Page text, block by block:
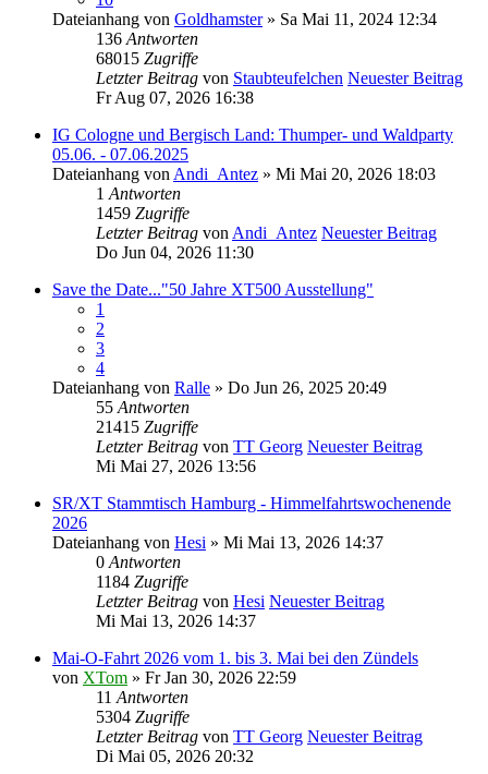
Dateianhang von Goldhamster» Sa Mai 11, 2024 12:34
136 Antworten
68015 Zugriffe
Letzter Beitrag von Staubteufelchen Neuester Beitrag
Fr Aug 07, 2026 16:38
IG Cologne und Bergisch Land: Thumper- und Waldparty
05.06. - 07.06.2025
Dateianhang von Andi_Antez » Mi Mai 20, 2026 18:03
1 Antworten
1459 Zugriffe
Letzter Beitrag von Andi_Antez Neuester Beitrag
Do Jun 04, 2026 11:30
Save the Date..."50 Jahre XT500 Ausstellung"
1
2
3
4
Dateianhang von Ralle » Do Jun 26, 2025 20:49
55 Antworten
21415 Zugriffe
Letzter Beitrag von TT Georg Neuester Beitrag
Mi Mai 27, 2026 13:56
SR/XT Stammtisch Hamburg - Himmelfahrtswochenende
2026
Dateianhang von Hesi » Mi Mai 13, 2026 14:37
0 Antworten
1184 Zugriffe
Letzter Beitrag von Hesi Neuester Beitrag
Mi Mai 13, 2026 14:37
Mai-O-Fahrt 2026 vom 1. bis 3. Mai bei den Zündels
von XTom » Fr Jan 30, 2026 22:59
11 Antworten
5304 Zugriffe
Letzter Beitrag von TT Georg Neuester Beitrag
Di Mai 05, 2026 20:32